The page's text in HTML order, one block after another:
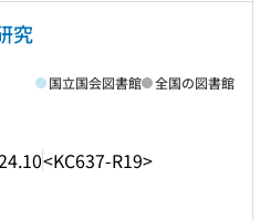
究
<KC637-R19>
国立国会図書館 全国の図書館